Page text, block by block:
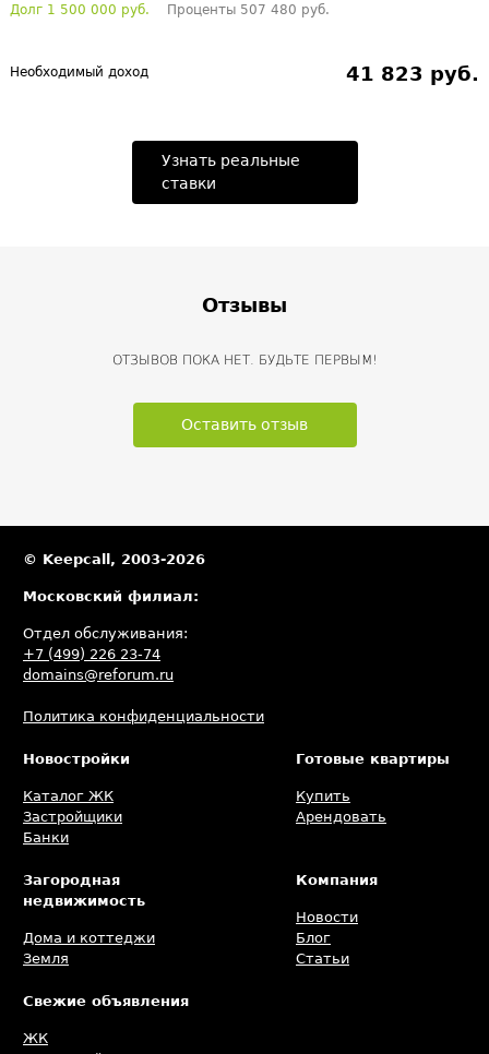
Долг 1 500 000 руб. Проценты 507 480 руб.
Необходимый доход 41 823 руб.
Узнать реальные
ставки
Отзывы
ОТЗЫВОВ ПОКА НЕТ. БУДЬТЕ ПЕРВЫМ!
Оставить отзыв
© Keepcall, 2003-2026
Московский филиал:
Отдел обслуживания:
+7 (499) 226 23-74
domains@reforum.ru
Политика конфиденциальности
Новостройки
Каталог ЖК
Застройщики
Банки
Готовые квартиры
Купить
Арендовать
Загородная
недвижимость
Дома и коттеджи
Земля
Компания
Новости
Блог
Статьи
Свежие объявления
ЖК